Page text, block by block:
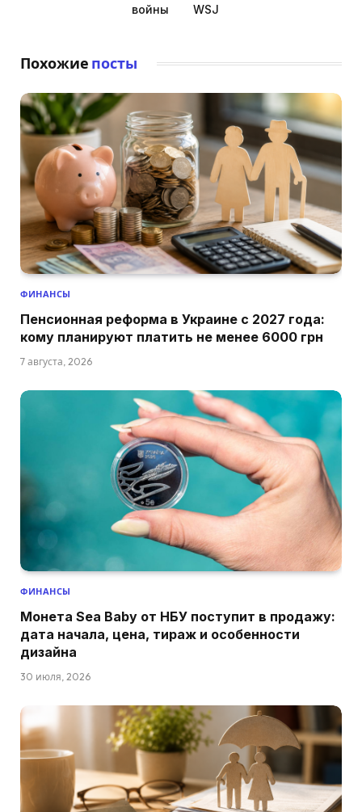
войны
WSJ
Похожие посты
ФИНАНСЫ
Пенсионная реформа в Украине с 2027 года:
кому планируют платить не менее 6000 грн
7 августа, 2026
ФИНАНСЫ
Монета Sea Baby от НБУ поступит в продажу:
дата начала, цена, тираж и особенности
дизайна
30 июля, 2026